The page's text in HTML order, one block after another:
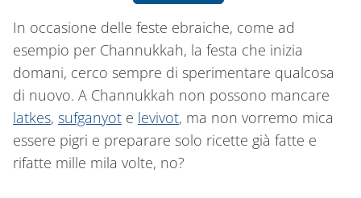
In occasione delle feste ebraiche, come ad
esempio per Channukkah, la festa che inizia
domani, cerco sempre di sperimentare qualcosa
di nuovo. A Channukkah non possono mancare
latkes, sufganyot e levivot, ma non vorremo mica
essere pigri e preparare solo ricette già fatte e
rifatte mille mila volte, no?